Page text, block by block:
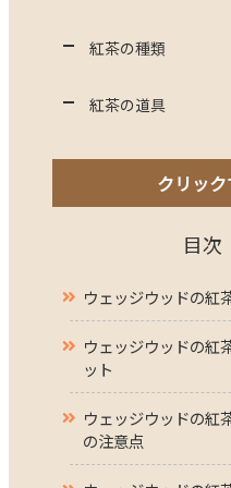
紅茶の種類
紅茶の道具
クリッ
目次
ウェッジウッドの紅
ウェッジウッドの紅
ット
ウェッジウッドの紅
の注意点